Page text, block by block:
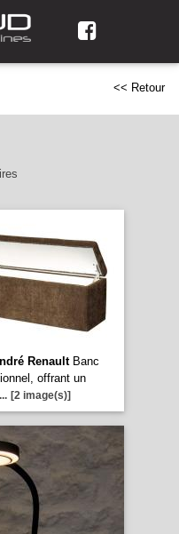
<< Retour
RenaultBanc
offrant un
... [2 image(s)]